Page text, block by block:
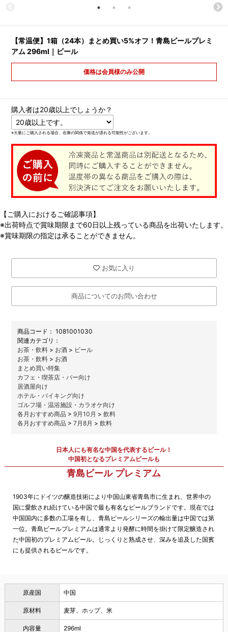
【常温便】1箱（24本）まとめ買い5%オフ！青島ビールプレミ
アム 296ml｜ビール
価格は会員様のみ公開
購入者は20歳以上でしょうか？
※大量にご購入される場合、在庫の関係で発送が遅れる可能性がございます。
【ご購入におけるご確認事項】
※出荷時点で賞味期限まで60日以上残っている商品を出荷いたします。
※賞味期限の指定は承ることができません。
お気に入り
商品についてのお問い合わせ
商品コード： 1081001030
関連カテゴリ：
お茶・飲料 > お酒 > ビール
お茶・飲料 > お酒
まとめ買い特集
カフェ・喫茶店・バー向け
居酒屋向け
ホテル・バイキング向け
ゴルフ場・温浴施設・カラオケ向け
各月おすすめ商品 >9月10月 >飲料
各月おすすめ商品 >7月8月 >飲料
日本人にも有名な中国を代表するビール！
中国初となるプレミアムビールも
青島ビール プレミアム
1903年にドイツの醸造技術により中国山東省青島市に生まれ、世界中の
国に愛飲され続けている中国で最も有名なビールブランドです。現在では
中国国内に多数の工場を有し、青島ビールシリーズの輸出量は中国では第
一位。青島ビールプレミアムは通常より発酵に時間を掛けて限定醸造され
た中国初のプレミアムビール。じっくりと熟成させ、深みを追及した国賓
にも提供されるビールです。
原産国 中国
原材料 麦芽、ホップ、米
内容量 296ml